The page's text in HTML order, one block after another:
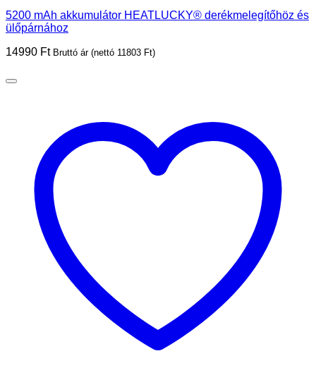
5200 mAh akkumulátor HEATLUCKY® derékmelegítőhöz és
ülőpárnához
14990 Ft Bruttó ár (nettó 11803 Ft)